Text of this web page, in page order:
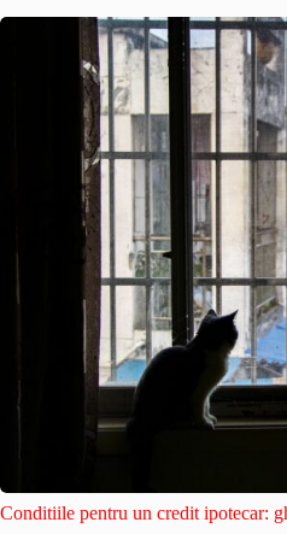
Conditiile pentru un credit ipotecar: